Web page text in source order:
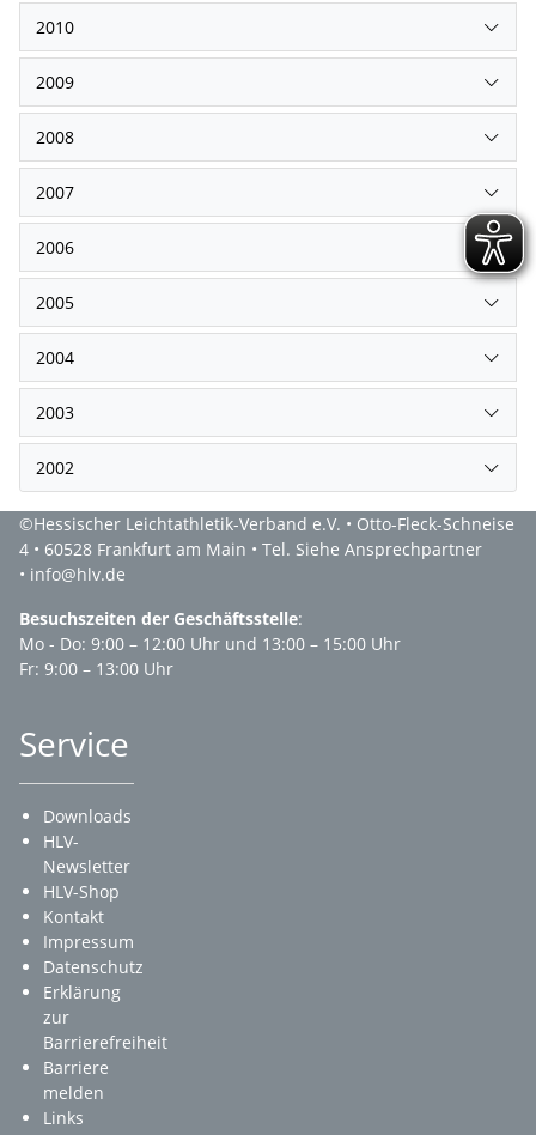
2010
2009
2008
2007
2006
2005
2004
2003
2002
©Hessischer Leichtathletik-Verband e.V. • Otto-Fleck-Schneise
4 • 60528 Frankfurt am Main • Tel. Siehe Ansprechpartner
• info@hlv.de
Besuchszeiten der Geschäftsstelle:
Mo - Do: 9:00 – 12:00 Uhr und 13:00 – 15:00 Uhr
Fr: 9:00 – 13:00 Uhr
Service
Downloads
HLV-
Newsletter
HLV-Shop
Kontakt
Impressum
Datenschutz
Erklärung
zur
Barrierefreiheit
Barriere
melden
Links